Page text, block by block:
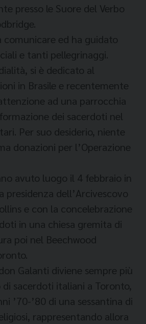
presso le Suore del Verbo
comunicare ed ha guidato
e tanti pellegrinaggi.
si è dedicato al
in Brasile e recentemente
ad una parrocchia
dei sacerdoti nel
Per suo desiderio, niente
donazioni per l’Operazione
avuto luogo il 4 febbraio in
presidenza dell’Arcivescovo
e con la concelebrazione
in una chiesa gremita di
poi nel Beechwood
Galanti diviene sempre più
sacerdoti italiani a Toronto,
’70-’80 di una sessantina di
rappresentando allora